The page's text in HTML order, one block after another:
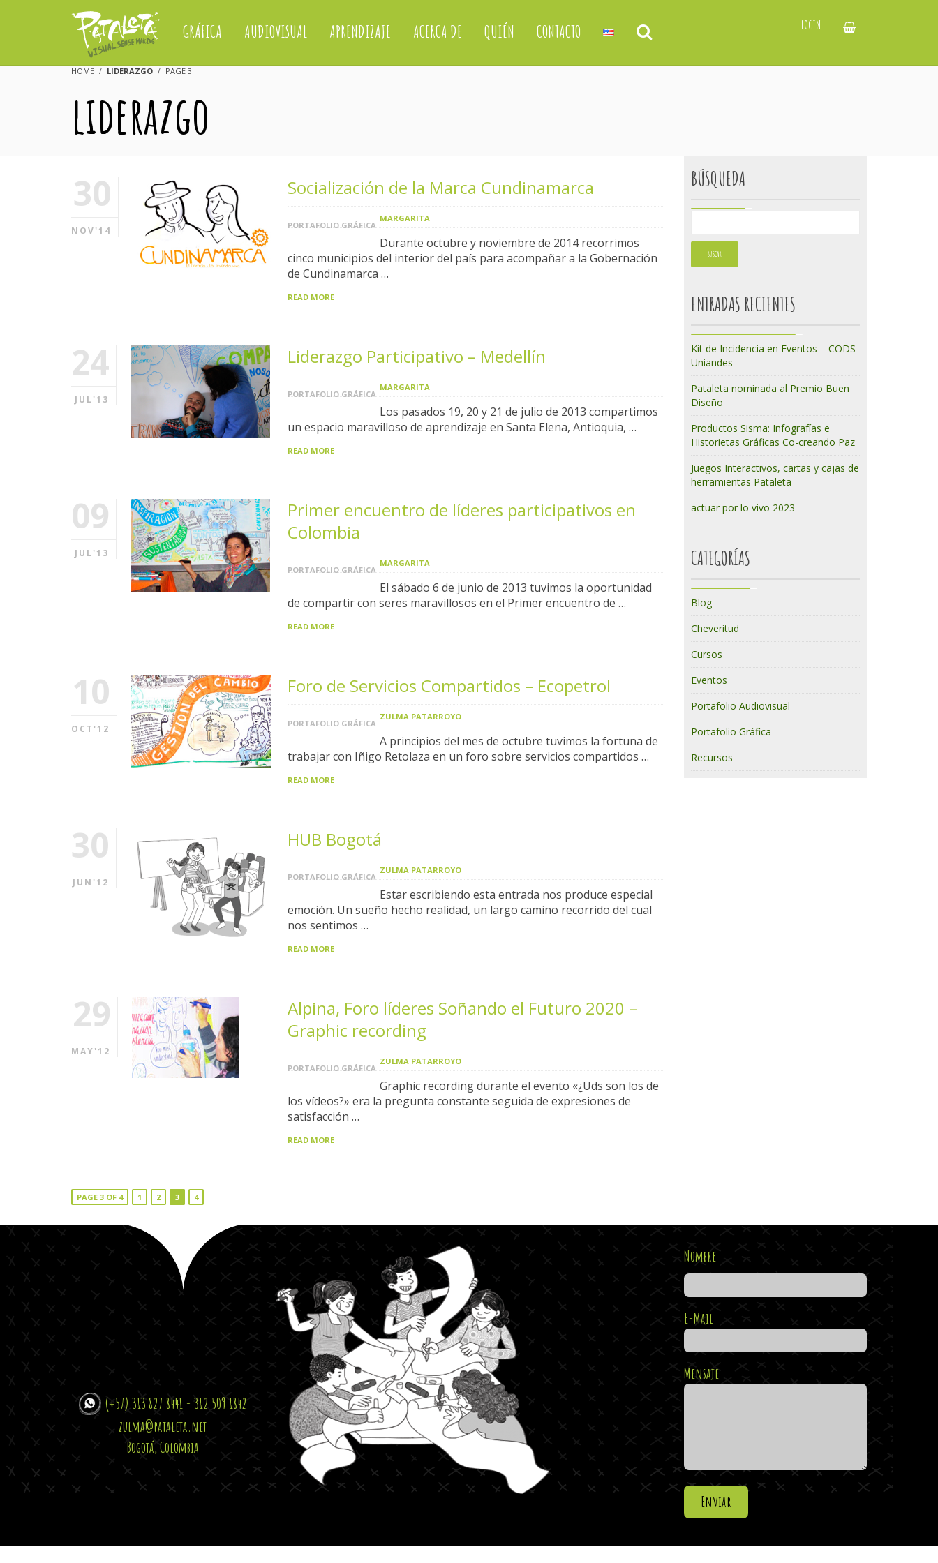
GRÁFICA AUDIOVISUAL APRENDIZAJE ACERCA DE QUIÉN CONTACTO LOGIN
HOME LIDERAZGO PAGE 3
liderazgo
30
NOV'14
Socialización de la Marca Cundinamarca
PORTAFOLIO GRÁFICA
MARGARITA
Durante octubre y noviembre de 2014 recorrimos
cinco municipios del interior del país para acompañar a la Gobernación
de Cundinamarca …
READ MORE
24
JUL'13
Liderazgo Participativo – Medellín
PORTAFOLIO GRÁFICA
MARGARITA
Los pasados 19, 20 y 21 de julio de 2013 compartimos
un espacio maravilloso de aprendizaje en Santa Elena, Antioquia, …
READ MORE
09
JUL'13
Primer encuentro de líderes participativos en
Colombia
PORTAFOLIO GRÁFICA
MARGARITA
El sábado 6 de junio de 2013 tuvimos la oportunidad
de compartir con seres maravillosos en el Primer encuentro de …
READ MORE
10
OCT'12
Foro de Servicios Compartidos – Ecopetrol
PORTAFOLIO GRÁFICA
ZULMA PATARROYO
A principios del mes de octubre tuvimos la fortuna de
trabajar con Iñigo Retolaza en un foro sobre servicios compartidos …
READ MORE
30
JUN'12
HUB Bogotá
PORTAFOLIO GRÁFICA
ZULMA PATARROYO
Estar escribiendo esta entrada nos produce especial
emoción. Un sueño hecho realidad, un largo camino recorrido del cual
nos sentimos …
READ MORE
29
MAY'12
Alpina, Foro líderes Soñando el Futuro 2020 –
Graphic recording
PORTAFOLIO GRÁFICA
ZULMA PATARROYO
Graphic recording durante el evento «¿Uds son los de
los vídeos?» era la pregunta constante seguida de expresiones de
satisfacción …
READ MORE
PAGE 3 OF 4 1 2 3 4
BÚSQUEDA
ENTRADAS RECIENTES
Kit de Incidencia en Eventos – CODS
Uniandes
Pataleta nominada al Premio Buen
Diseño
Productos Sisma: Infografías e
Historietas Gráficas Co-creando Paz
Juegos Interactivos, cartas y cajas de
herramientas Pataleta
actuar por lo vivo 2023
CATEGORÍAS
Blog
Cheveritud
Cursos
Eventos
Portafolio Audiovisual
Portafolio Gráfica
Recursos
(+57) 313 827 8441 - 312 509 1842
zulma@pataleta.net
Bogotá, Colombia
Nombre
E-Mail
Mensaje